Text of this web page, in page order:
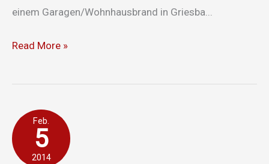
einem Garagen/Wohnhausbrand in Griesba...
Read More »
Feb.
5
2014
Kleinbrand
durch
Brandstiftung